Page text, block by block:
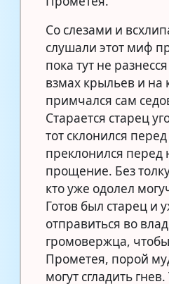
Со слезами и
слушали этот миф
пока тут не
взмах крыльев и на
примчался сам
Старается старец
тот склонился
преклонился перед
прощение. Без
кто уже одолел
Готов был старец и
отправиться во
громовержца,
Прометея, порой
могут сгладить